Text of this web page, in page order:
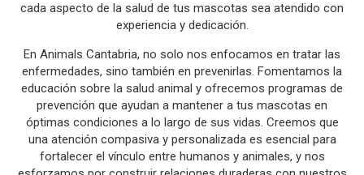
cada aspecto de la salud de tus mascotas sea atendido con
experiencia y dedicación.
En Animals Cantabria, no solo nos enfocamos en tratar las
enfermedades, sino también en prevenirlas. Fomentamos la
educación sobre la salud animal y ofrecemos programas de
prevención que ayudan a mantener a tus mascotas en
óptimas condiciones a lo largo de sus vidas. Creemos que
una atención compasiva y personalizada es esencial para
fortalecer el vínculo entre humanos y animales, y nos